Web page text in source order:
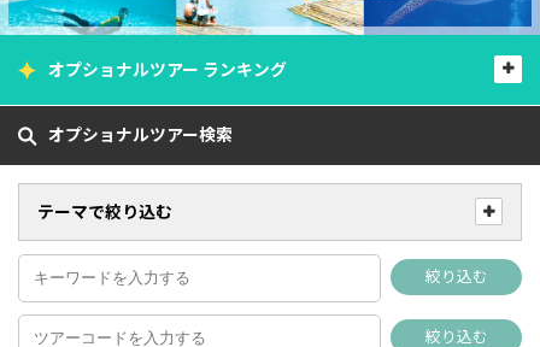
オプショナルツアー ランキング
オプショナルツアー検索
テーマで絞り込む
絞り込む
絞り込む